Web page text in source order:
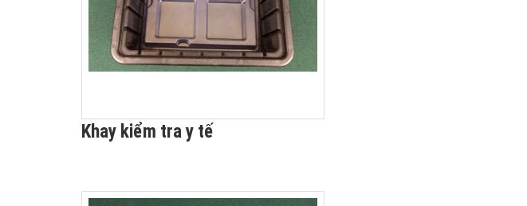
Khay kiểm tra y tế